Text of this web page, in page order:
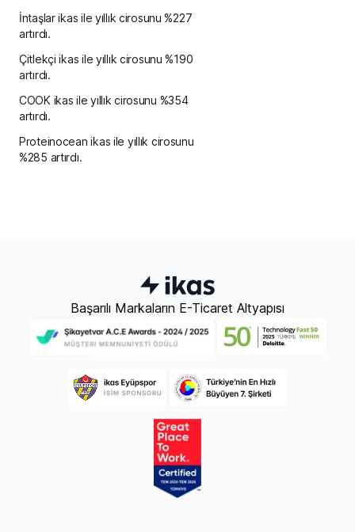
İntaşlar ikas ile yıllık cirosunu %227
artırdı.
Çitlekçi ikas ile yıllık cirosunu %190
artırdı.
COOK ikas ile yıllık cirosunu %354
artırdı.
Proteinocean ikas ile yıllık cirosunu
%285 artırdı.
Başarılı Markaların E-Ticaret Altyapısı